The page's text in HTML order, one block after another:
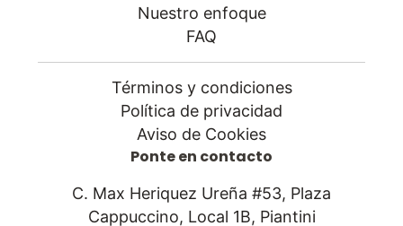
Nuestro enfoque
FAQ
Términos y condiciones
Política de privacidad
Aviso de Cookies
Ponte en contacto
C. Max Heriquez Ureña #53, Plaza
Cappuccino, Local 1B, Piantini